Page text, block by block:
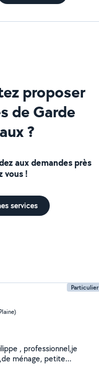
proposer
de Garde
?
aux demandes près
vous !
services
Particulier
, professionnel,je
ménage, petite